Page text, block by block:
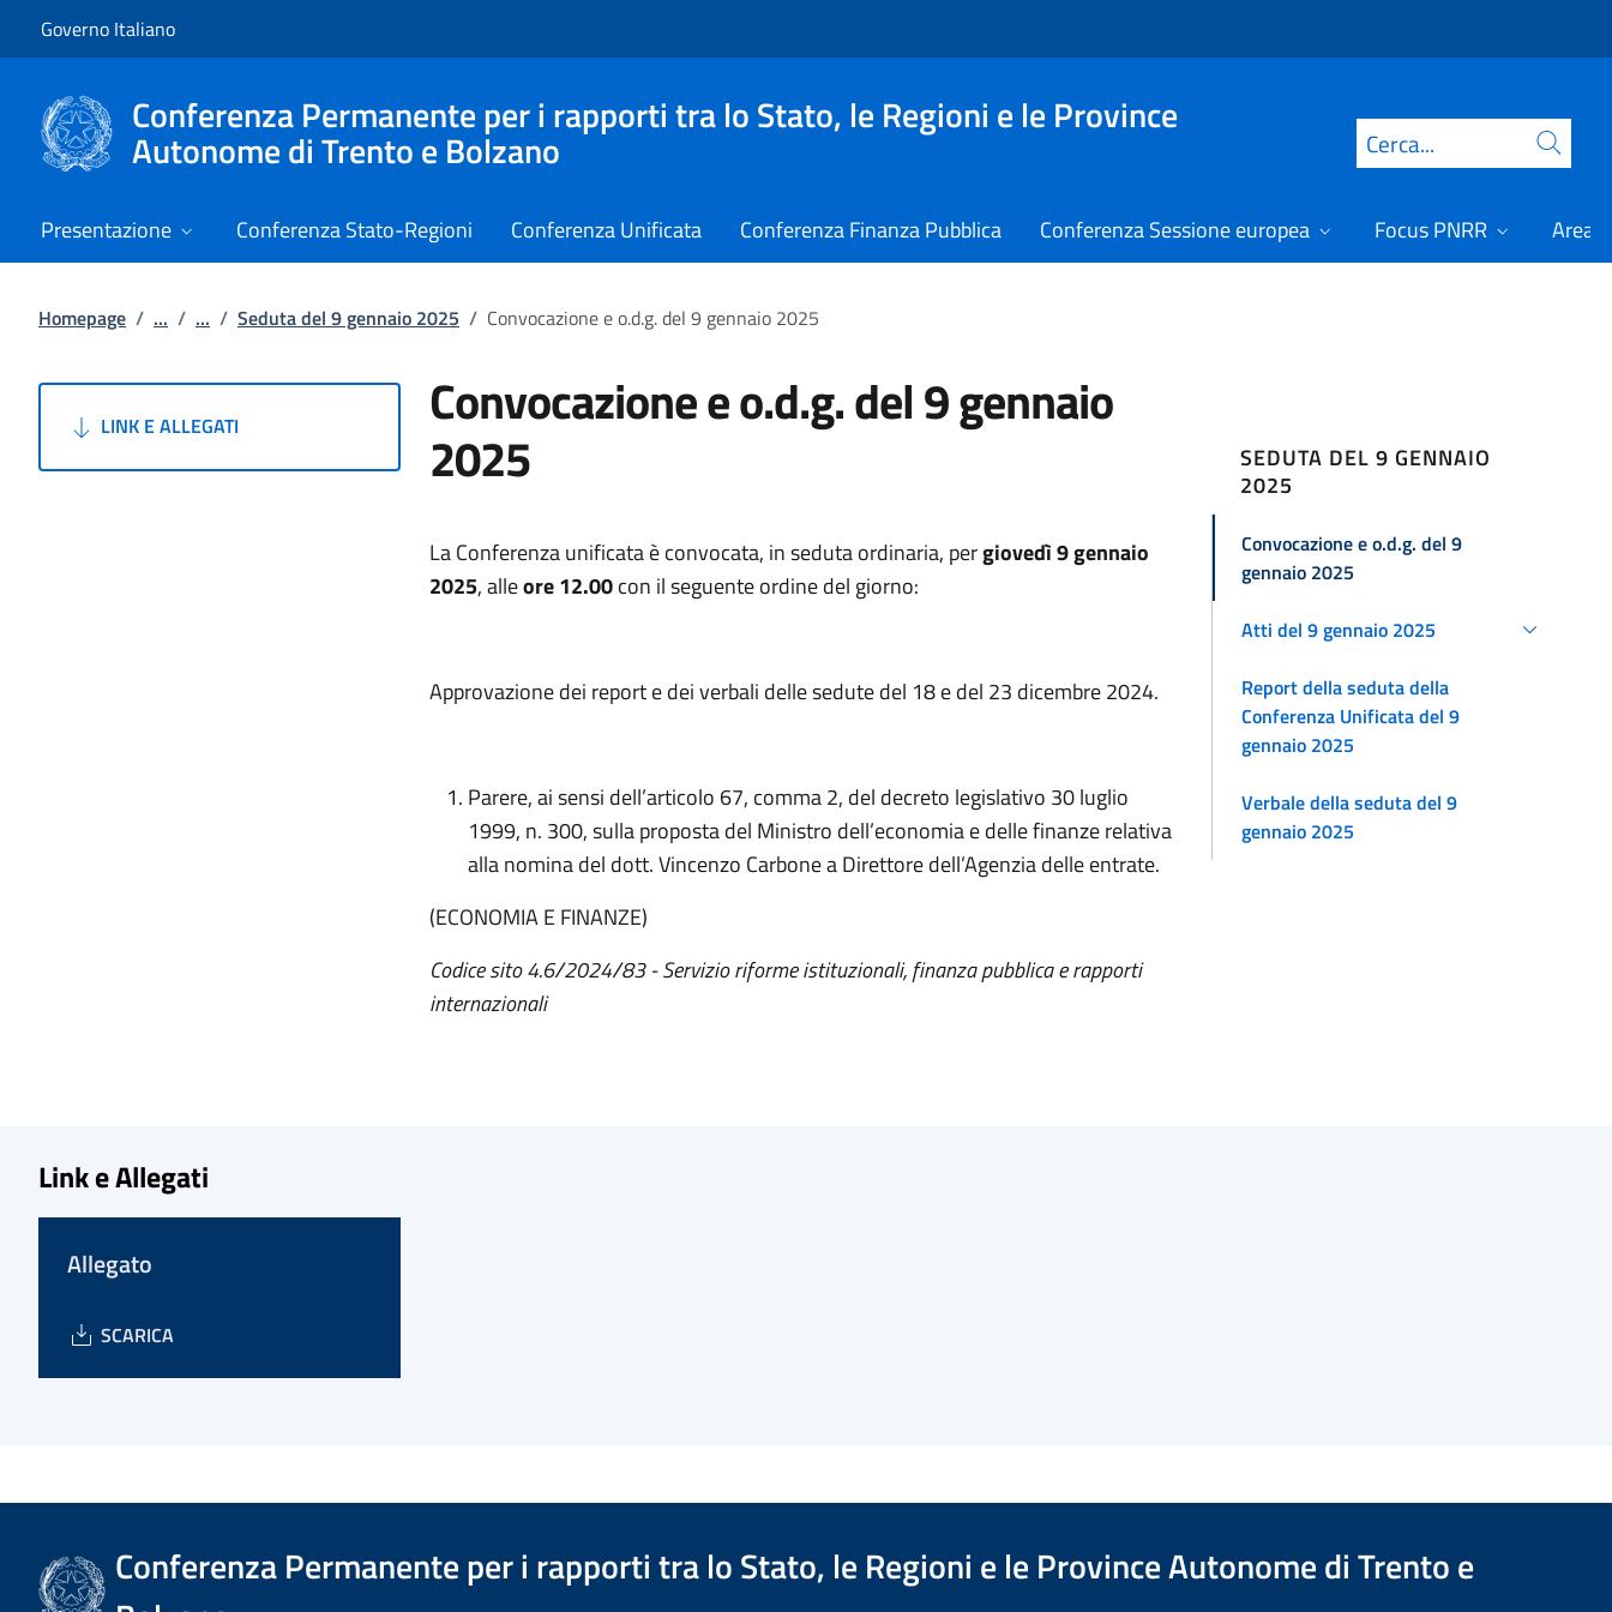
Governo Italiano
Conferenza Permanente per i rapporti tra lo Stato, le Regioni e le Province
Autonome di Trento e Bolzano Cerca
Presentazione Conferenza Stato-Regioni Conferenza Unificata Conferenza Finanza Pubblica Conferenza Sessione europea Focus PNRR Area
Homepage / ... / ... / Seduta del 9 gennaio 2025 / Convocazione e o.d.g. del 9 gennaio 2025
LINK E ALLEGATI Convocazione e o.d.g. del 9 gennaio
2025
La Conferenza unificata è convocata, in seduta ordinaria, pergiovedì 9 gennaio
2025, alleore 12.00con il seguente ordine del giorno:
Approvazione dei report e dei verbali delle sedute del 18 e del 23 dicembre 2024.
Parere, ai sensi dell’articolo 67, comma 2, del decreto legislativo 30 luglio
1999, n. 300, sulla proposta del Ministro dell’economia e delle finanze relativa
alla nomina del dott. Vincenzo Carbone a Direttore dell’Agenzia delle entrate.
(ECONOMIA E FINANZE)
Codice sito 4.6/2024/83 - Servizio riforme istituzionali, finanza pubblica e rapporti
internazionali
SEDUTA DEL 9 GENNAIO
2025
Convocazione e o.d.g. del 9
gennaio 2025
Atti del 9 gennaio 2025
Report della seduta della
Conferenza Unificata del 9
gennaio 2025
Verbale della seduta del 9
gennaio 2025
Link e Allegati
Allegato
SCARICA
Conferenza Permanente per i rapporti tra lo Stato, le Regioni e le Province Autonome di Trento e